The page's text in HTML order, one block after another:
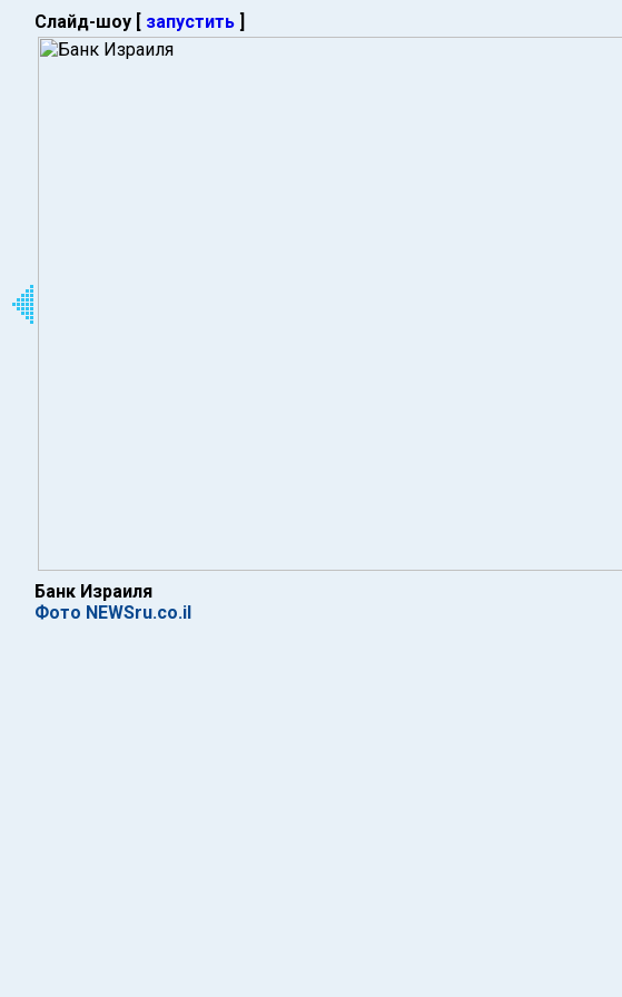
Слайд-шоу [ запустить ]
Банк Израиля
Фото NEWSru.co.il